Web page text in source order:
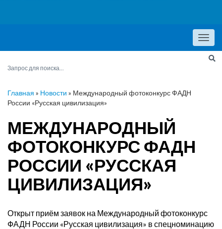
Menu
Главная » Новости » Международный фотоконкурс ФАДН
России «Русская цивилизация»
МЕЖДУНАРОДНЫЙ
ФОТОКОНКУРС ФАДН
РОССИИ «РУССКАЯ
ЦИВИЛИЗАЦИЯ»
Открыт приём заявок на Международный фотоконкурс
ФАДН России «Русская цивилизация» в спецноминацию